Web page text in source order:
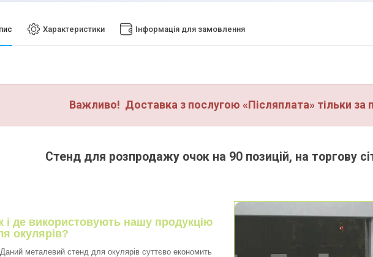
Характеристики Інформація для замовлення
Важливо! Доставка з послугою «Післяплата» тільки за
Стенд для розпродажу очок на 90 позицій, на торгову
і де використовують нашу продукцію
окулярів?
металевий стенд для окулярів суттєво економить